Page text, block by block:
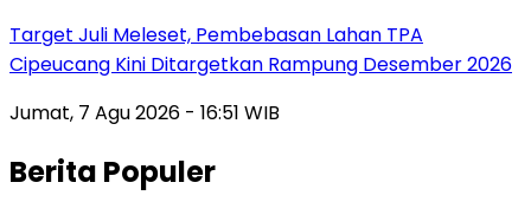
Target Juli Meleset, Pembebasan Lahan TPA
Cipeucang Kini Ditargetkan Rampung Desember 2026
Jumat, 7 Agu 2026 - 16:51 WIB
Berita Populer